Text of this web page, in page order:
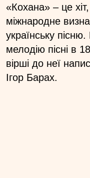
«Кохана» – це
міжнародне
українську
мелодію пісні в
вірші до неї
Ігор Барах.